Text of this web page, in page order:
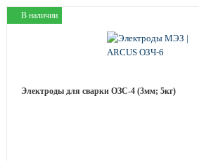
В наличии
Электроды для сварки ОЗС-4 (3мм; 5кг)